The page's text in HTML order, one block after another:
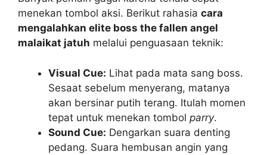
menekan tombol aksi. Berikut rahasia cara
mengalahkan elite boss the fallen angel
malaikat jatuh melalui penguasaan teknik:
Visual Cue: Lihat pada mata sang boss.
Sesaat sebelum menyerang, matanya
akan bersinar putih terang. Itulah momen
tepat untuk menekan tombol parry.
Sound Cue: Dengarkan suara denting
pedang. Suara hembusan angin yang